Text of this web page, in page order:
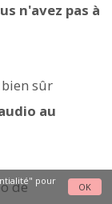
n'avez pas à
sûr
au
de
pour
OK